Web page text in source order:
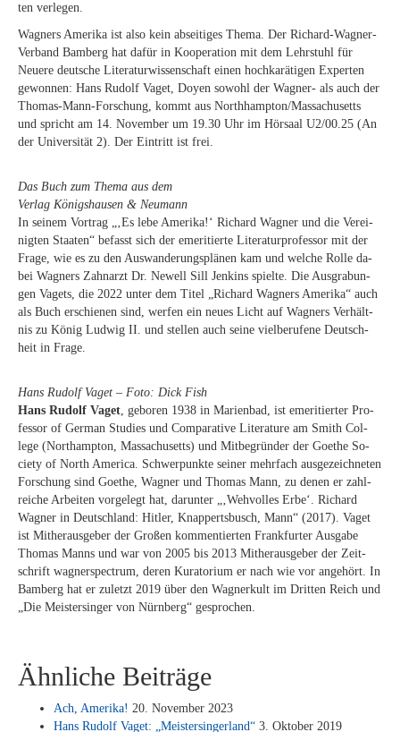
ten verlegen.
Wag­ners Ame­ri­ka ist also kein ab­sei­ti­ges The­ma. Der Ri­chard-Wag­ner-
Ver­band Bam­berg hat da­für in Ko­ope­ra­ti­on mit dem Lehr­stuhl für
Neue­re deut­sche Li­te­ra­tur­wis­sen­schaft ei­nen hoch­ka­rä­ti­gen Ex­per­ten
ge­won­nen: Hans Ru­dolf Va­get, Doy­en so­wohl der Wag­ner- als auch der
Tho­mas-Mann-For­schung, kommt aus Northhampton/​Massachusetts
und spricht am 14. No­vem­ber um 19.30 Uhr im Hör­saal U2/00.25 (An
der Uni­ver­si­tät 2). Der Ein­tritt ist frei.
Das Buch zum The­ma aus dem
Ver­lag Kö­nigs­hau­sen & Neumann
In sei­nem Vor­trag „‚Es lebe Ame­ri­ka!‘ Ri­chard Wag­ner und die Ver­ei­
nig­ten Staa­ten“ be­fasst sich der eme­ri­tier­te Li­te­ra­tur­pro­fes­sor mit der
Fra­ge, wie es zu den Aus­wan­de­rungs­plä­nen kam und wel­che Rol­le da­
bei Wag­ners Zahn­arzt Dr. Ne­well Sill Jenk­ins spiel­te. Die Aus­gra­bun­
gen Va­gets, die 2022 un­ter dem Ti­tel „Ri­chard Wag­ners Ame­ri­ka“ auch
als Buch er­schie­nen sind, wer­fen ein neu­es Licht auf Wag­ners Ver­hält­
nis zu Kö­nig Lud­wig II. und stel­len auch sei­ne viel­be­ru­fe­ne Deutsch­
heit in Frage.
Hans Ru­dolf Va­get – Foto: Dick Fish
Hans Ru­dolf Va­get, ge­bo­ren 1938 in Ma­ri­en­bad, ist eme­ri­tier­ter Pro­
fes­sor of Ger­man Stu­dies und Com­pa­ra­ti­ve Li­te­ra­tu­re am Smith Col­
lege (Nort­hamp­ton, Mas­sa­chu­setts) und Mit­be­grün­der der Goe­the So­
cie­ty of North Ame­ri­ca. Schwer­punk­te sei­ner mehr­fach aus­ge­zeich­ne­ten
For­schung sind Goe­the, Wag­ner und Tho­mas Mann, zu de­nen er zahl­
rei­che Ar­bei­ten vor­ge­legt hat, dar­un­ter „‚Weh­vol­les Erbe‘. Ri­chard
Wag­ner in Deutsch­land: Hit­ler, Knap­perts­busch, Mann“ (2017). Va­get
ist Mit­her­aus­ge­ber der Gro­ßen kom­men­tier­ten Frank­fur­ter Aus­ga­be
Tho­mas Manns und war von 2005 bis 2013 Mit­her­aus­ge­ber der Zeit­
schrift wag­ner­spec­trum, de­ren Ku­ra­to­ri­um er nach wie vor an­ge­hört. In
Bam­berg hat er zu­letzt 2019 über den Wag­ner­kult im Drit­ten Reich und
„Die Meis­ter­sin­ger von Nürn­berg“ gesprochen.
Ähnliche Beiträge
Ach, Ame­ri­ka! 20. No­vem­ber 2023
Hans Ru­dolf Va­get: „Meis­ter­sin­ger­land“ 3. Ok­to­ber 2019